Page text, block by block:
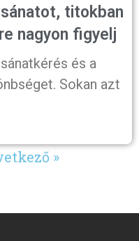
titokban
nagyon figyelj
és a
Sokan azt
»